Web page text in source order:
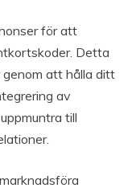
för att
Detta
att hålla ditt
av
till